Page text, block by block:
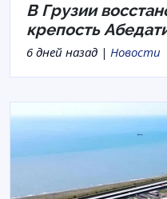
В Грузии
крепость
6 дней назад | Новости